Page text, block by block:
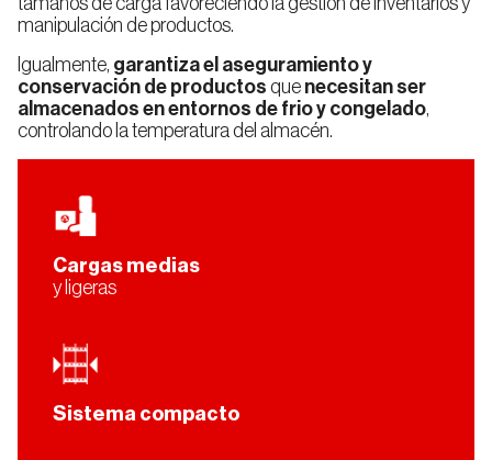
Push-
Back
Pallet
almacenes
AGV
Picking
Andalucía Aragón
Cataluña
manipulación de productos.
Igualmente, garantiza el aseguramiento y
conservación de productos que necesitan ser
almacenados en entornos de frio y congelado,
controlando la temperatura del almacén.
Cargas medias
y ligeras
Sistema compacto